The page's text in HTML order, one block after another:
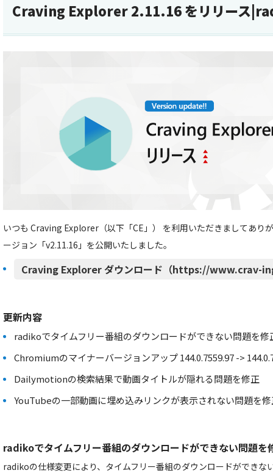
Craving Explorer 2.11.16 をリリース
いつも Craving Explorer（以下「CE」） を利用いただきましてあり
ージョン「v2.11.16」を公開いたしました。
Craving Explorer ダウンロード（https://www.crav-
更新内容
radikoでタイムフリー番組のダウンロードができない問題を修
Chromiumのマイナーバージョンアップ 144.0.7559.97 ->
Dailymotionの検索結果で動画タイトルが隠れる問題を修正
YouTubeの一部動画に埋め込みリンクが表示されない問題を
radikoでタイムフリー番組のダウンロードができない問題を
radikoの仕様変更により、タイムフリー番組のダウンロードができな